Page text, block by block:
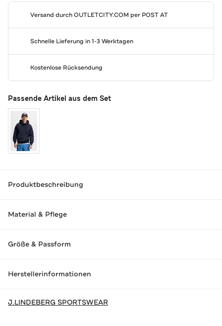
Versand durchOUTLETCITY.COM per POST AT
Schnelle Lieferung in 1-3 Werktagen
Kostenlose Rücksendung
Passende Artikel aus dem Set
Produktbeschreibung
Material & Pflege
Größe & Passform
Herstellerinformationen
J.LINDEBERG SPORTSWEAR